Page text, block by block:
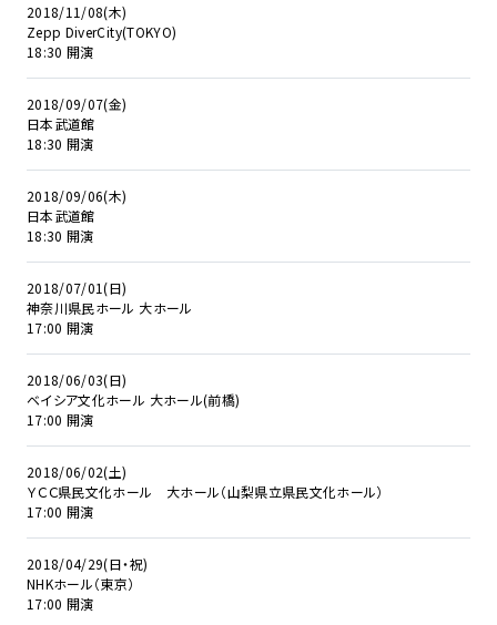
2018/11/08(木)
Zepp DiverCity(TOKYO)
18:30 開演
2018/09/07(金)
日本武道館
18:30 開演
2018/09/06(木)
日本武道館
18:30 開演
2018/07/01(日)
神奈川県民ホール 大ホール
17:00 開演
2018/06/03(日)
ベイシア文化ホール 大ホール(前橋)
17:00 開演
2018/06/02(土)
ＹＣＣ県民文化ホール 大ホール（山梨県立県民文化ホール）
17:00 開演
2018/04/29(日・祝)
NHKホール（東京）
17:00 開演